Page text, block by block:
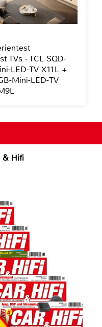
& Hifi
TVs · TCL SQD-
LED-TV X11L +
Mini-LED-TV